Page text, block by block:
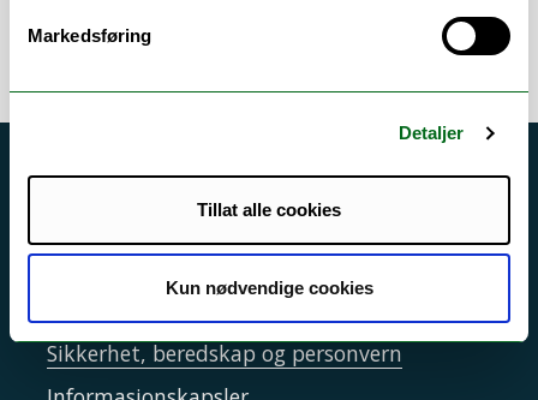
Markedsføring
Detaljer
Tillat alle cookies
Kun nødvendige cookies
Akutt hjelp
Sikkerhet, beredskap og personvern